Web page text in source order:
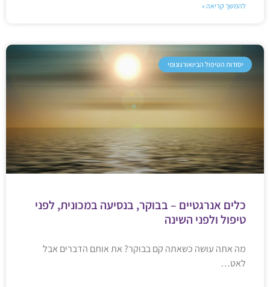
להמשך קריאה »
יסודות הטיפול הביואורגונומי
כלים אנרגטיים – בבוקר, בנסיעה במכונית, לפני
טיפול ולפני השינה
מה אתה עושה כשאתה קם בבוקר? את אותם הדברים אבל
לאט…